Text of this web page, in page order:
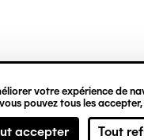
votre expérience de
pouvez tous les
accepter Tout